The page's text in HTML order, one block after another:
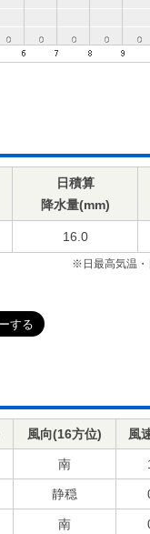
日積算
降水量(mm)
16.0
※日最高気温・
風向(16方位) 風
南
静穏
南